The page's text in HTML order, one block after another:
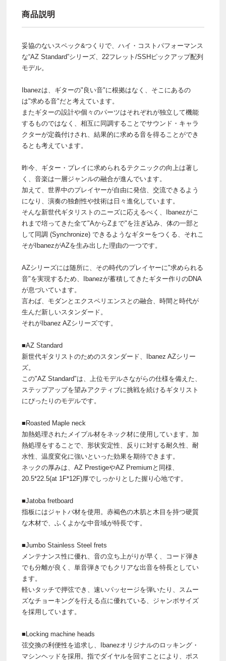
商品説明
妥協のないスペック&つくりで、ハイ・コストパフォーマンス
な“AZ Standard”シリーズ、22フレット/SSHピックアップ配列
モデル。
Ibanezは、ギターの"良い音"に根拠はなく、そこにあるの
は"求める音"だと考えています。
またギターの設計や個々のパーツはそれぞれが独立して機能
するものではなく、相互に同調することでサウンド・キャラ
クターが定義付けされ、結果的に求める音を得ることができ
るとも考えています。
昨今、ギター・プレイに求められるテクニックの向上は著し
く、音楽は一層ジャンルの融合が進んでいます。
加えて、世界中のプレイヤーが自由に発信、交流できるよう
になり、演奏の独創性や技術は日々進化しています。
そんな新世代ギタリストのニーズに応えるべく、Ibanezがこ
れまで培ってきた全て"AからZまで"を注ぎ込み、体の一部と
して同調 (Synchronize) できるようなギターをつくる、それこ
そがIbanezがAZを生み出した理由の一つです。
AZシリーズには随所に、その時代のプレイヤーに"求められる
音"を実現するため、Ibanezが蓄積してきたギター作りのDNA
が息づいています。
言わば、モダンとエクスペリエンスとの融合、時間と時代が
生んだ新しいスタンダード。
それがIbanez AZシリーズです。
■AZ Standard
新世代ギタリストのためのスタンダード、Ibanez AZシリー
ズ。
この"AZ Standard"は、上位モデルさながらの仕様を備えた、
ステップアップを望みアクティブに挑戦を続けるギタリスト
にぴったりのモデルです。
■Roasted Maple neck
加熱処理されたメイプル材をネック材に使用しています。加
熱処理をすることで、形状安定性、反りに対する耐久性、耐
水性、温度変化に強いといった効果を期待できます。
ネックの厚みは、AZ PrestigeやAZ Premiumと同様、
20.5*22.5(at 1F*12F)厚でしっかりとした握り心地です。
■Jatoba fretboard
指板にはジャトバ材を使用。赤褐色の木肌と木目を持つ硬質
な木材で、ふくよかな中音域が特長です。
■Jumbo Stainless Steel frets
メンテナンス性に優れ、音の立ち上がりが早く、コード弾き
でも分離が良く、単音弾きでもクリアな出音を特長としてい
ます。
軽いタッチで押弦でき、速いパッセージを弾いたり、スムー
ズなチョーキングを行える点に優れている、ジャンボサイズ
を採用しています。
■Locking machine heads
弦交換の利便性を追求し、Ibanezオリジナルのロッキング・
マシンヘッドを採用。指でダイヤルを回すことにより、ポス